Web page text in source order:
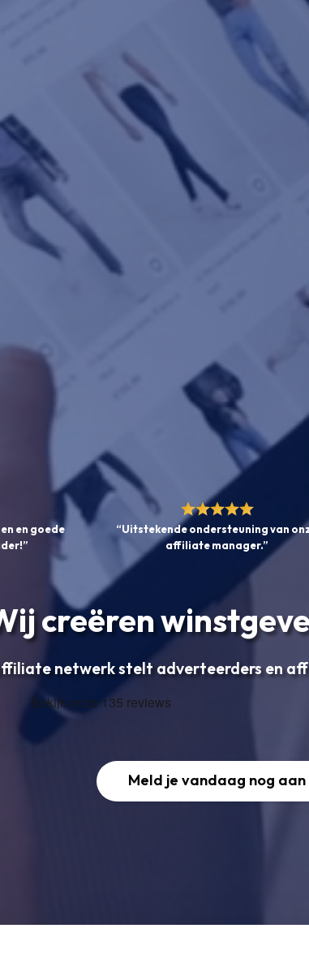
en goede
“Uitstekende ondersteuning van
affiliate manager.”
creëren
netwerk stelt adverteerders en
Meld je vandaag nog aan